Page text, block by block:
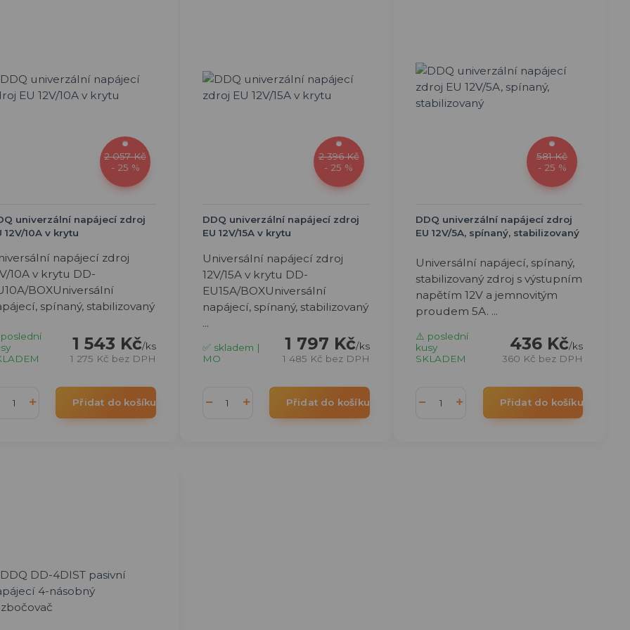
2 057 Kč
- 25 %
univerzální napájecí zdroj
12V/10A v krytu
napájecí zdroj
10A v krytu DD-
BOXUniversální
spínaný, stabilizovaný
1 543 Kč/ks
1 275 Kč bez DPH
Přidat do košíku
2 396 Kč
- 25 %
DDQ univerzální napájecí zdroj
EU 12V/15A v krytu
Universální napájecí zdroj
12V/15A v krytu DD-
EU15A/BOXUniversální
napájecí, spínaný, stabilizovaný
...
1 797 Kč/ks
1 485 Kč bez DPH
✅ skladem |
MO
Přidat do košíku
581 Kč
- 25 %
DDQ univerzální napájecí zdroj
EU 12V/5A, spínaný, stabilizovaný
Universální napájecí, spínaný,
stabilizovaný zdroj s výstupním
napětím 12V a jemnovitým
proudem 5A. ...
436 Kč/ks
360 Kč bez DPH
⚠️ poslední
kusy
SKLADEM
Přidat do košíku